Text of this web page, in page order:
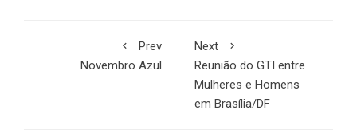
Prev
Novembro Azul
Next
Reunião do GTI entre
Mulheres e Homens
em Brasília/DF